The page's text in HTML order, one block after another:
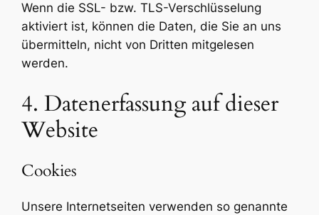
Wenn die SSL- bzw. TLS-Verschlüsselung
aktiviert ist, können die Daten, die Sie an uns
übermitteln, nicht von Dritten mitgelesen
werden.
4. Datenerfassung auf dieser
Website
Cookies
Unsere Internetseiten verwenden so genannte